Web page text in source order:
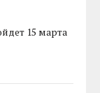
15 марта